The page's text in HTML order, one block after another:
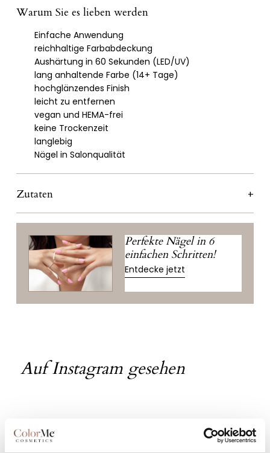
Auf Instagram gesehen
Warum Sie es lieben werden
Einfache Anwendung
reichhaltige Farbabdeckung
Aushärtung in 60 Sekunden (LED/UV)
lang anhaltende Farbe (14+ Tage)
hochglänzendes Finish
leicht zu entfernen
vegan und HEMA-frei
keine Trockenzeit
langlebig
Nägel in Salonqualität
Zutaten
Perfekte Nägel in 6
einfachen Schritten!
Entdecke jetzt